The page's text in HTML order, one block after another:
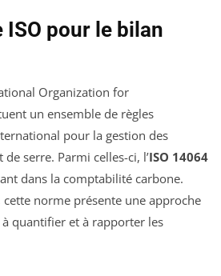
pour le bilan
Organization for
un ensemble de règles
pour la gestion des
serre. Parmi celles-ci, l’ISO 14064
dans la comptabilité carbone.
norme présente une approche
quantifier et à rapporter les